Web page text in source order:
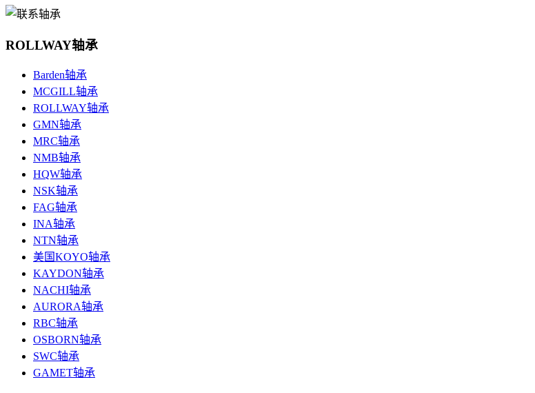
ROLLWAY轴承
Barden轴承
MCGILL轴承
ROLLWAY轴承
GMN轴承
MRC轴承
NMB轴承
HQW轴承
NSK轴承
FAG轴承
INA轴承
NTN轴承
美国KOYO轴承
KAYDON轴承
NACHI轴承
AURORA轴承
RBC轴承
OSBORN轴承
SWC轴承
GAMET轴承